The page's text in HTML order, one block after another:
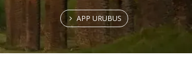
APP URUBUS